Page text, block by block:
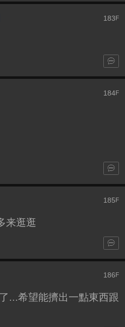
183 F
184F
185 F
来逛逛
186 F
...希望能擠出一點東西跟